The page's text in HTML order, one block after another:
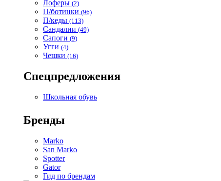
Лоферы (2)
П/ботинки (96)
П/кеды (113)
Сандалии (49)
Сапоги (9)
Угги (4)
Чешки (16)
Спецпредложения
Школьная обувь
Бренды
Marko
San Marko
Spotter
Gator
Гид по брендам